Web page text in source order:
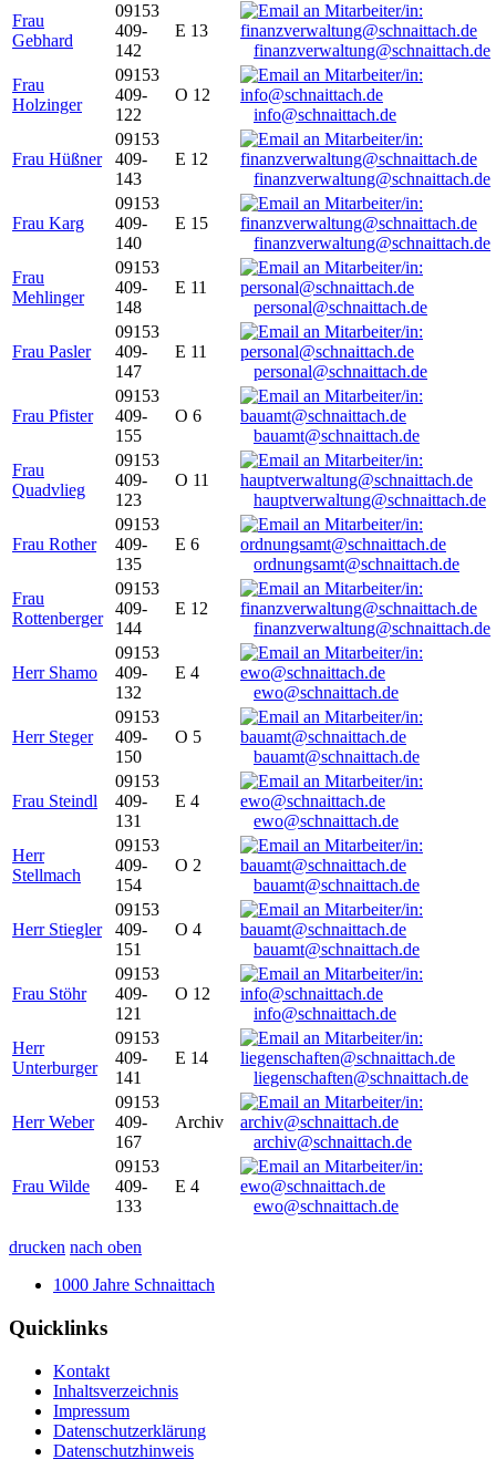
Frau
Gebhard
09153
409-
142
E 13
finanzverwaltung@schnaittach.de
Frau
Holzinger
09153
409-
122
O 12
info@schnaittach.de
Frau Hüßner
09153
409-
143
E 12
finanzverwaltung@schnaittach.de
Frau Karg
09153
409-
140
E 15
finanzverwaltung@schnaittach.de
Frau
Mehlinger
09153
409-
148
E 11
personal@schnaittach.de
Frau Pasler
09153
409-
147
E 11
personal@schnaittach.de
Frau Pfister
09153
409-
155
O 6
bauamt@schnaittach.de
Frau
Quadvlieg
09153
409-
123
O 11
hauptverwaltung@schnaittach.de
Frau Rother
09153
409-
135
E 6
ordnungsamt@schnaittach.de
Frau
Rottenberger
09153
409-
144
E 12
finanzverwaltung@schnaittach.de
Herr Shamo
09153
409-
132
E 4
ewo@schnaittach.de
Herr Steger
09153
409-
150
O 5
bauamt@schnaittach.de
Frau Steindl
09153
409-
131
E 4
ewo@schnaittach.de
Herr
Stellmach
09153
409-
154
O 2
bauamt@schnaittach.de
Herr Stiegler
09153
409-
151
O 4
bauamt@schnaittach.de
Frau Stöhr
09153
409-
121
O 12
info@schnaittach.de
Herr
Unterburger
09153
409-
141
E 14
liegenschaften@schnaittach.de
Herr Weber
09153
409-
167
Archiv
archiv@schnaittach.de
Frau Wilde
09153
409-
133
E 4
ewo@schnaittach.de
drucken nach oben
1000 Jahre Schnaittach
Quicklinks
Kontakt
Inhaltsverzeichnis
Impressum
Datenschutzerklärung
Datenschutzhinweis